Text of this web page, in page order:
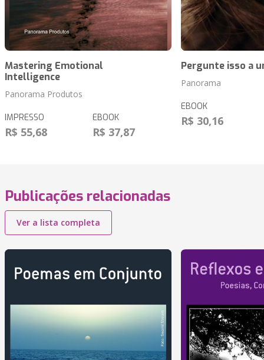
Mastering Emotional
Intelligence
Panorama Produtos
IMPRESSO
R$ 55,68
EBOOK
R$ 37,87
Pergunte isso a
Panorama
EBOOK
R$ 30,16
Publicações relacionadas
Ver a lista completa